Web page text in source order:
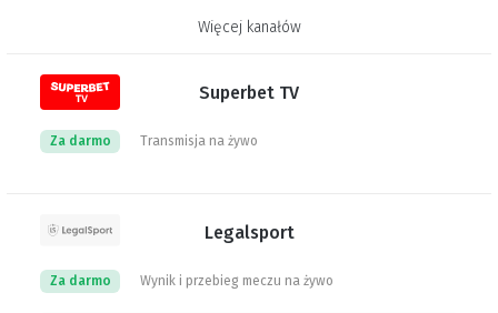
Więcej kanałów
Superbet TV
Transmisja na żywo
Za darmo
Legalsport
Wynik i przebieg meczu na żywo
Za darmo